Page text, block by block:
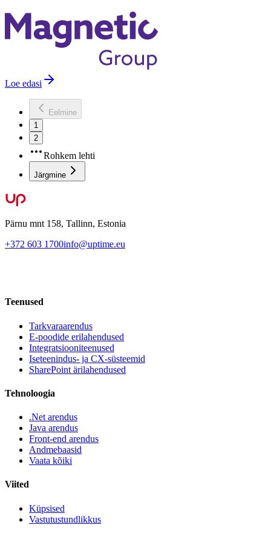
Loe edasi
Eelmine
1
2
Rohkem lehti
Järgmine
Pärnu mnt 158, Tallinn, Estonia
+372 603 1700info@uptime.eu
Teenused
Tarkvaraarendus
E-poodide erilahendused
Integratsiooniteenused
Iseteenindus- ja CX-süsteemid
SharePoint ärilahendused
Tehnoloogia
.Net arendus
Java arendus
Front-end arendus
Andmebaasid
Vaata kõiki
Viited
Küpsised
Vastutustundlikkus